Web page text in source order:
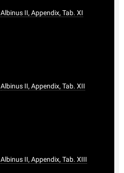
Albinus II, Appendix, Tab. XI
Albinus II, Appendix, Tab. XII
Albinus II, Appendix, Tab. XIII